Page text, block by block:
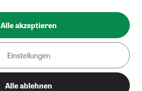
Alle akzeptieren
Einstellungen
Alle ablehnen